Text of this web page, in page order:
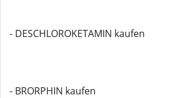
- DESCHLOROKETAMIN kaufen
- BRORPHIN kaufen